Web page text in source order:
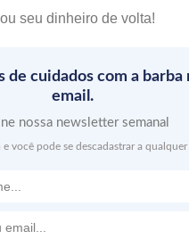
seu dinheiro de volta!
de cuidados com a barba
email.
nossa newsletter semanal
e você pode se descadastrar a